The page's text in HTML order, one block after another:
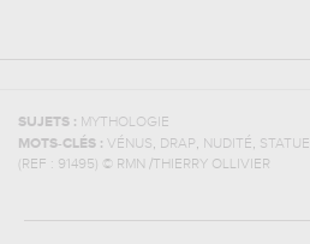
SUJETS : MYTHOLOGIE
MOTS-CLÉS : VÉNUS, DRAP, NUDITÉ, STATUE
(REF : 91495) © RMN /THIERRY OLLIVIER